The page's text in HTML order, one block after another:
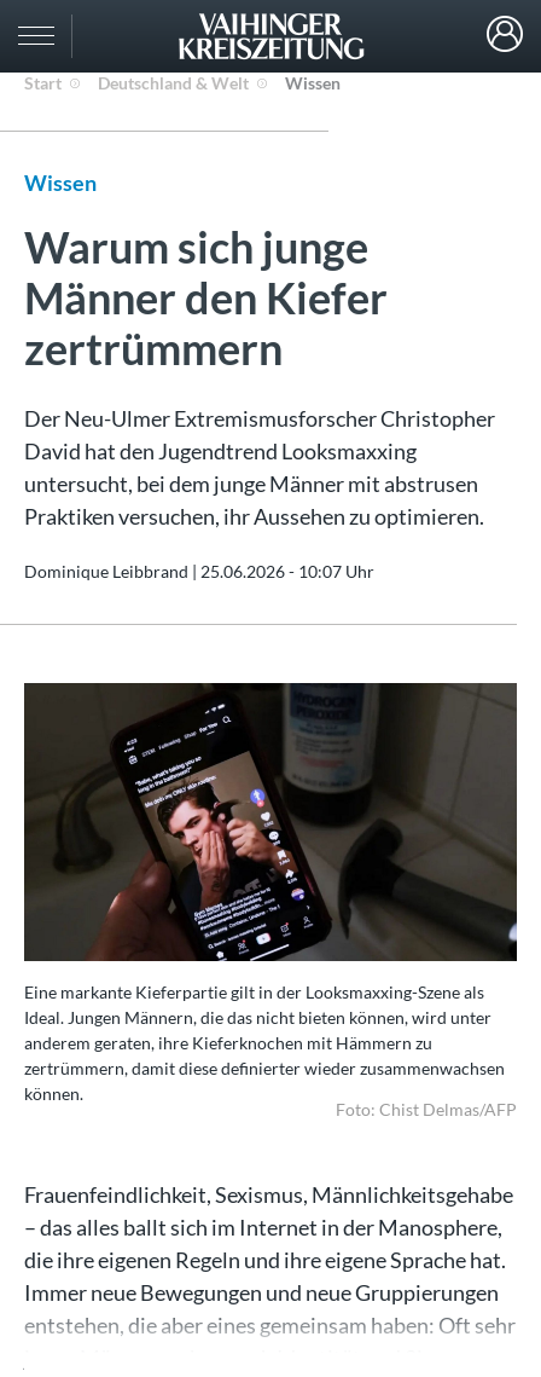
Start Deutschland & Welt Wissen
Wissen
Warum sich junge
Männer den Kiefer
zertrümmern
Der Neu-Ulmer Extremismusforscher Christopher
David hat den Jugendtrend Looksmaxxing
untersucht, bei dem junge Männer mit abstrusen
Praktiken versuchen, ihr Aussehen zu optimieren.
Dominique Leibbrand | 25.06.2026 - 10:07 Uhr
Eine markante Kieferpartie gilt in der Looksmaxxing-Szene als
Ideal. Jungen Männern, die das nicht bieten können, wird unter
anderem geraten, ihre Kieferknochen mit Hämmern zu
zertrümmern, damit diese definierter wieder zusammenwachsen
können.
Foto: Chist Delmas/AFP
Frauenfeindlichkeit, Sexismus, Männlichkeitsgehabe
– das alles ballt sich im Internet in der Manosphere,
die ihre eigenen Regeln und ihre eigene Sprache hat.
Immer neue Bewegungen und neue Gruppierungen
entstehen, die aber eines gemeinsam haben: Oft sehr